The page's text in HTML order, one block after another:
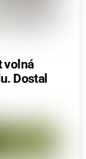
volná
Dostal